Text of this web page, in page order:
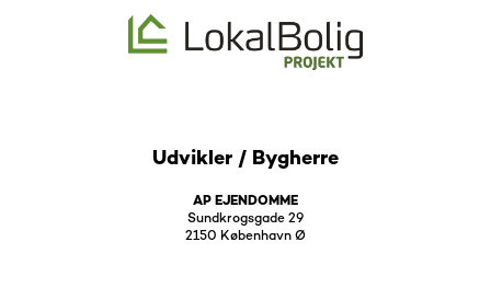
Udvikler / Bygherre
AP EJENDOMME
Sundkrogsgade 29
2150 København Ø